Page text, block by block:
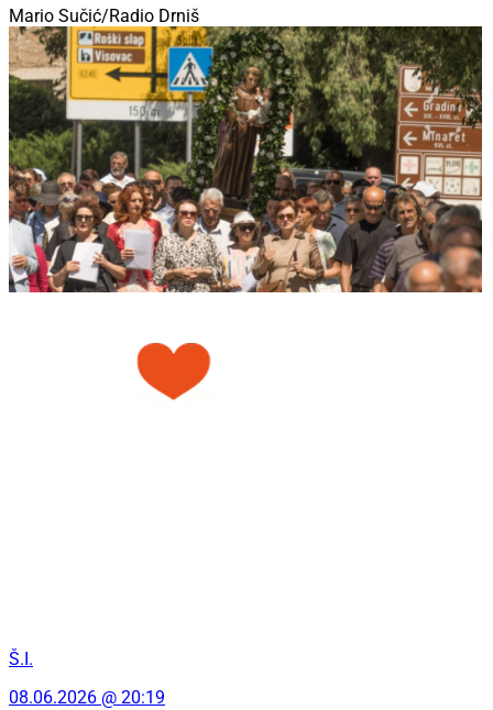
Mario Sučić/Radio Drniš
Š.I.
08.06.2026 @ 20:19